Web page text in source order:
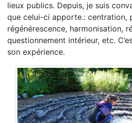
lieux publics. Depuis, je suis
que celui-ci apporte.: centration,
régénérescence, harmonisation,
questionnement intérieur, etc.
son expérience.